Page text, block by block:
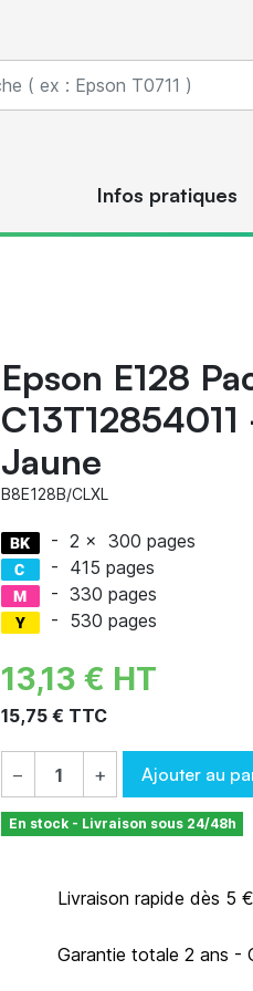
Infos pratiques
Epson E128
Jaune
B8E128B/CLXL
- 2 x 300 pages
- 415 pages
- 330 pages
- 530 pages
13,13 € HT
15,75 € TTC
− + Ajouter au
En stock - Livraison sous 24/48h
Livraison rapide dès 5
Garantie totale 2 ans -